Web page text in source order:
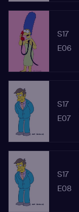
S17
E06
S17
E07
S17
E08